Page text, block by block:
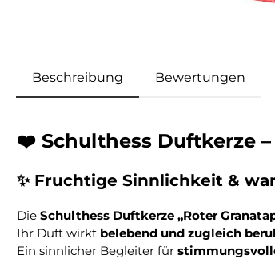
Beschreibung Bewertungen
❤️ Schulthess Duftkerze
✨ Fruchtige Sinnlichkeit &
Die Schulthess Duftkerze „Roter
Ihr Duft wirkt belebend und zugleich
Ein sinnlicher Begleiter für